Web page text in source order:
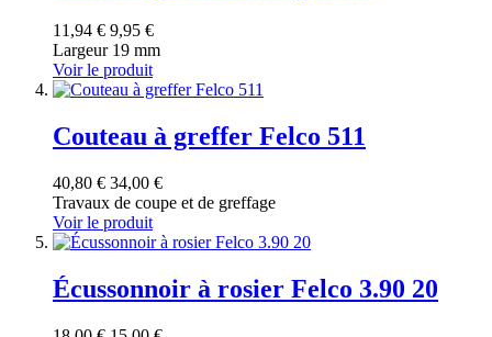
11,94 € 9,95 €
Largeur 19 mm
Voir le produit
Couteau à greffer Felco 511
40,80 € 34,00 €
Travaux de coupe et de greffage
Voir le produit
Écussonnoir à rosier Felco 3.90 20